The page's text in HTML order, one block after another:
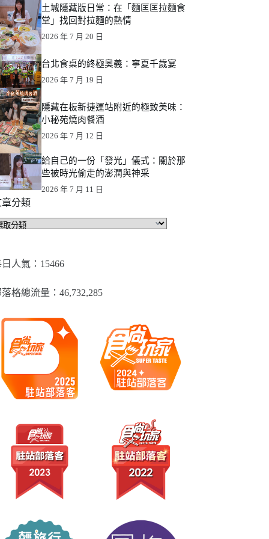
土城隱藏版日常：在「麵匡匡拉麵食
堂」找回對拉麵的熱情
2026 年 7 月 20 日
台北食桌的終極奧義：寧夏千歲宴
2026 年 7 月 19 日
隱藏在板新捷運站附近的極致美味：
小秘苑燒肉餐酒
2026 年 7 月 12 日
給自己的一份「發光」儀式：關於那
些被時光偷走的澎潤與神采
2026 年 7 月 11 日
分類
人氣：15466
格總流量：​46,732,285